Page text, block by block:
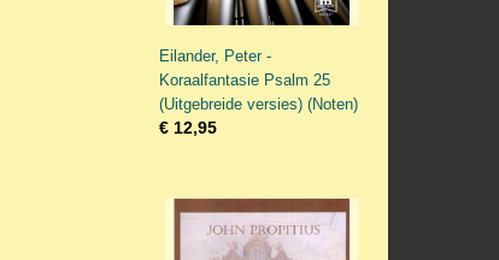
Eilander, Peter -
Koraalfantasie Psalm 25
(Uitgebreide versies) (Noten)
€ 12,95